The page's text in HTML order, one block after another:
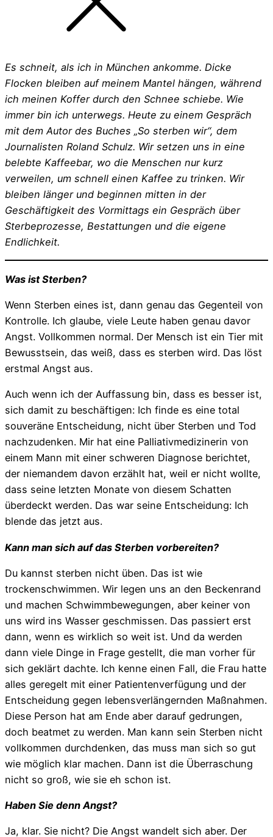
Es schneit, als ich in München ankomme. Dicke
Flocken bleiben auf meinem Mantel hängen, während
ich meinen Koffer durch den Schnee schiebe. Wie
immer bin ich unterwegs. Heute zu einem Gespräch
mit dem Autor des Buches „So sterben wir“, dem
Journalisten Roland Schulz. Wir setzen uns in eine
belebte Kaffeebar, wo die Menschen nur kurz
verweilen, um schnell einen Kaffee zu trinken. Wir
bleiben länger und beginnen mitten in der
Geschäftigkeit des Vormittags ein Gespräch über
Sterbeprozesse, Bestattungen und die eigene
Endlichkeit.
Was ist Sterben?
Wenn Sterben eines ist, dann genau das Gegenteil von
Kontrolle. Ich glaube, viele Leute haben genau davor
Angst. Vollkommen normal. Der Mensch ist ein Tier mit
Bewusstsein, das weiß, dass es sterben wird. Das löst
erstmal Angst aus.
Auch wenn ich der Auffassung bin, dass es besser ist,
sich damit zu beschäftigen: Ich finde es eine total
souveräne Entscheidung, nicht über Sterben und Tod
nachzudenken. Mir hat eine Palliativmedizinerin von
einem Mann mit einer schweren Diagnose berichtet,
der niemandem davon erzählt hat, weil er nicht wollte,
dass seine letzten Monate von diesem Schatten
überdeckt werden. Das war seine Entscheidung: Ich
blende das jetzt aus.
Kann man sich auf das Sterben vorbereiten?
Du kannst sterben nicht üben. Das ist wie
trockenschwimmen. Wir legen uns an den Beckenrand
und machen Schwimmbewegungen, aber keiner von
uns wird ins Wasser geschmissen. Das passiert erst
dann, wenn es wirklich so weit ist. Und da werden
dann viele Dinge in Frage gestellt, die man vorher für
sich geklärt dachte. Ich kenne einen Fall, die Frau hatte
alles geregelt mit einer Patientenverfügung und der
Entscheidung gegen lebensverlängernden Maßnahmen.
Diese Person hat am Ende aber darauf gedrungen,
doch beatmet zu werden. Man kann sein Sterben nicht
vollkommen durchdenken, das muss man sich so gut
wie möglich klar machen. Dann ist die Überraschung
nicht so groß, wie sie eh schon ist.
Haben Sie denn Angst?
Ja, klar. Sie nicht? Die Angst wandelt sich aber. Der